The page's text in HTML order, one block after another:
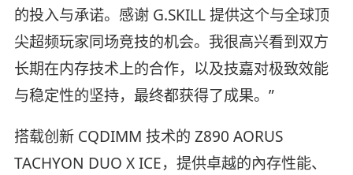
的投入与承诺。感谢 G.SKILL 提供这个与全球顶
尖超频玩家同场竞技的机会。我很高兴看到双方
长期在内存技术上的合作，以及技嘉对极致效能
与稳定性的坚持，最终都获得了成果。”
搭载创新 CQDIMM 技术的 Z890 AORUS
TACHYON DUO X ICE，提供卓越的內存性能、